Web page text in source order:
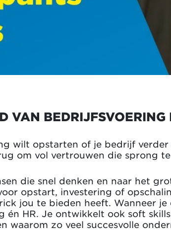
VAN BEDRIJFSVOERING
wilt opstarten of je bedrijf
om vol vertrouwen die sprong
die snel denken en naar het
opstart, investering of
jou te bieden heeft. Wanneer je
én HR. Je ontwikkelt ook soft
waarom zo veel succesvolle